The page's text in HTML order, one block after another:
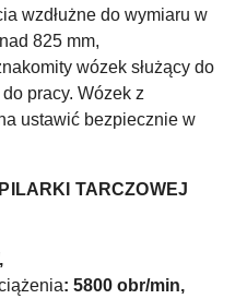
wzdłużne do wymiaru w
825 mm,
wózek służący do
pracy. Wózek z
ustawić bezpiecznie w
TARCZOWEJ
: 5800 obr/min,